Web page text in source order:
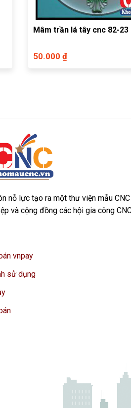
Mâm trần lá tây cnc 82-23
50.000 ₫
nỗ lực tạo ra một thư viện mẫu
và cộng đồng các hội gia công
vnpay
sử dụng